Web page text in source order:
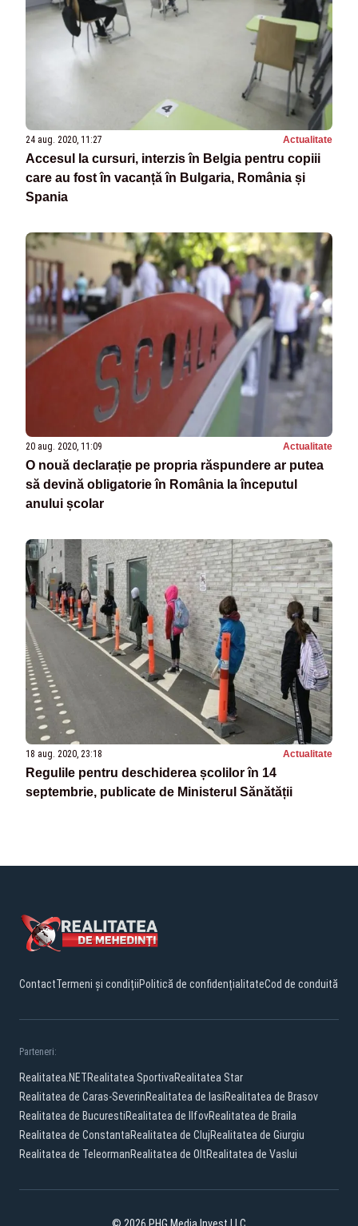
24 aug. 2020, 11:27 Actualitate
Accesul la cursuri, interzis în Belgia pentru copiii
care au fost în vacanță în Bulgaria, România și
Spania
20 aug. 2020, 11:09 Actualitate
O nouă declarație pe propria răspundere ar putea
să devină obligatorie în România la începutul
anului școlar
18 aug. 2020, 23:18 Actualitate
Regulile pentru deschiderea școlilor în 14
septembrie, publicate de Ministerul Sănătății
ContactTermeni și condițiiPolitică de confidențialitateCod de conduită
Parteneri:
Realitatea.NETRealitatea SportivaRealitatea Star
Realitatea de Caras-SeverinRealitatea de IasiRealitatea de Brasov
Realitatea de BucurestiRealitatea de IlfovRealitatea de Braila
Realitatea de ConstantaRealitatea de ClujRealitatea de Giurgiu
Realitatea de TeleormanRealitatea de OltRealitatea de Vaslui
© 2026 PHG Media Invest LLC